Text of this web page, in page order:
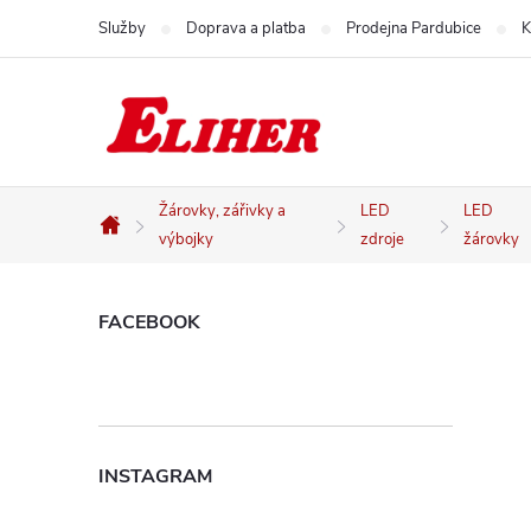
Služby Doprava a platba Prodejna Pardubice
Domů
Žárovky, zářivky a
výbojky
LED
zdroje
LED
žárovky
P
s
FACEBOOK
INSTAGRAM